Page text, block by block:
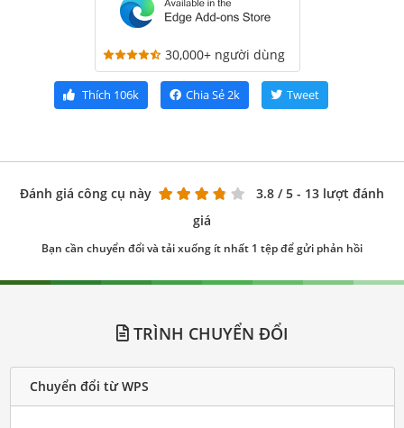
30,000+ người dùng
Thích 106k Chia Sẻ2k Tweet
Đánh giá công cụ này 3.8 / 5 - 13 lượt đánh
giá
Bạn cần chuyển đổi và tải xuống ít nhất 1 tệp để gửi phản hồi
TRÌNH CHUYỂN ĐỔI
Chuyển đổi từ WPS